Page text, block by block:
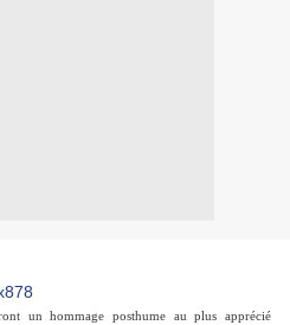
un hommage posthume au plus apprécié